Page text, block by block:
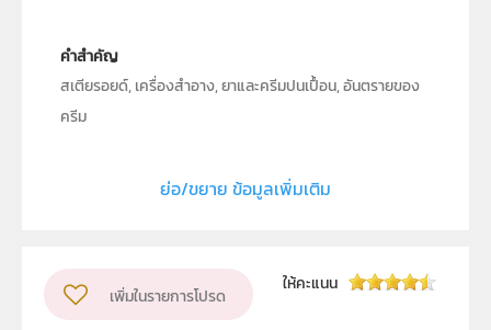
คำสำคัญ
สเตียรอยด์, เครื่องสำอาง, ยาและครีมปนเปื้อน, อันตรายของ
ครีม
สุภาวดี สาระวัน
วิชา
ย่อ/ขยาย ข้อมูลเพิ่มเติม
เพิ่มในรายการโปรด
ให้คะแนน